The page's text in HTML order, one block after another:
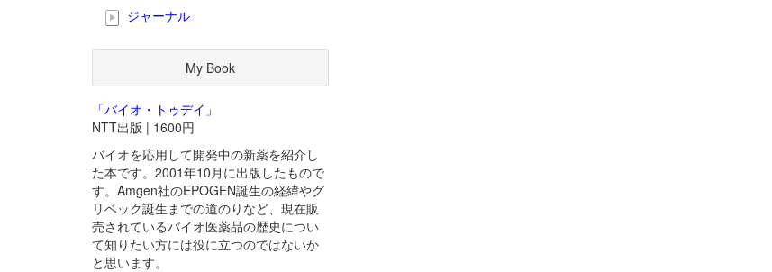
ジャーナル
My Book
「バイオ・トゥデイ」
NTT出版 | 1600円
バイオを応用して開発中の新薬を紹介し
た本です。2001年10月に出版したもので
す。Amgen社のEPOGEN誕生の経緯やグ
リベック誕生までの道のりなど、現在販
売されているバイオ医薬品の歴史につい
て知りたい方には役に立つのではないか
と思います。